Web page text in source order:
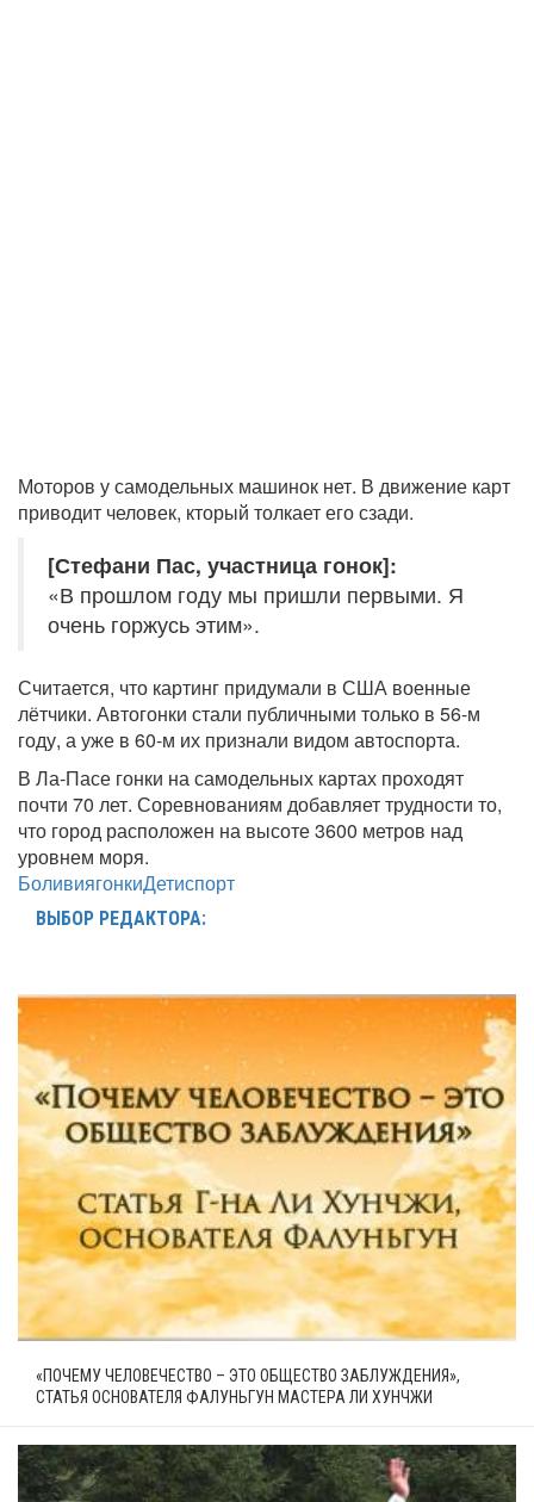
Моторов у самодельных машинок нет. В движение карт
приводит человек, кторый толкает его сзади.
[Стефани Пас, участница гонок]:
«В прошлом году мы пришли первыми. Я
очень горжусь этим».
Считается, что картинг придумали в США военные
лётчики. Автогонки стали публичными только в 56-м
году, а уже в 60-м их признали видом автоспорта.
В Ла-Пасе гонки на самодельных картах проходят
почти 70 лет. Соревнованиям добавляет трудности то,
что город расположен на высоте 3600 метров над
уровнем моря.
БоливиягонкиДетиспорт
ВЫБОР РЕДАКТОРА:
«ПОЧЕМУ ЧЕЛОВЕЧЕСТВО – ЭТО ОБЩЕСТВО ЗАБЛУЖДЕНИЯ»,
СТАТЬЯ ОСНОВАТЕЛЯ ФАЛУНЬГУН МАСТЕРА ЛИ ХУНЧЖИ